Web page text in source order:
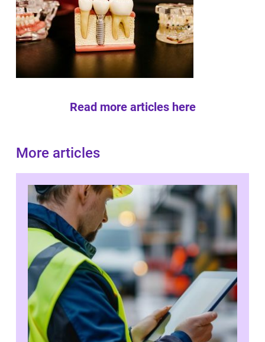
Read more articles here
More articles